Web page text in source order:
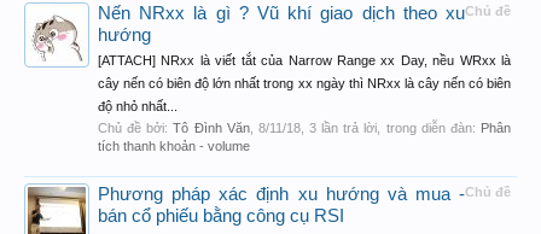
Chủ đề
Nến NRxx là gì ? Vũ khí giao dịch theo xu
hướng
[ATTACH] NRxx là viết tắt của Narrow Range xx Day, nều WRxx là
cây nến có biên độ lớn nhất trong xx ngày thì NRxx là cây nến có biên
độ nhỏ nhất...
Chủ đề bởi:Tô Đình Văn, 8/11/18, 3 lần trả lời, trong diễn đàn: Phân
tích thanh khoản - volume
Chủ đề
Phương pháp xác định xu hướng và mua -
bán cổ phiếu bằng công cụ RSI